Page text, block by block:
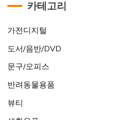
카테고리
가전디지털
도서/음반/DVD
문구/오피스
반려동물용품
뷰티